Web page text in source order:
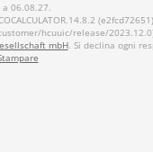
06.08.27.
(customer/hcuuic/release/
mbH. Si declina ogni